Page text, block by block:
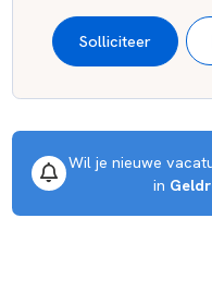
vaststaand gegeven,
met de wereld om ons
toekomstgericht.
Solliciteer
Wil je nieuwe
in